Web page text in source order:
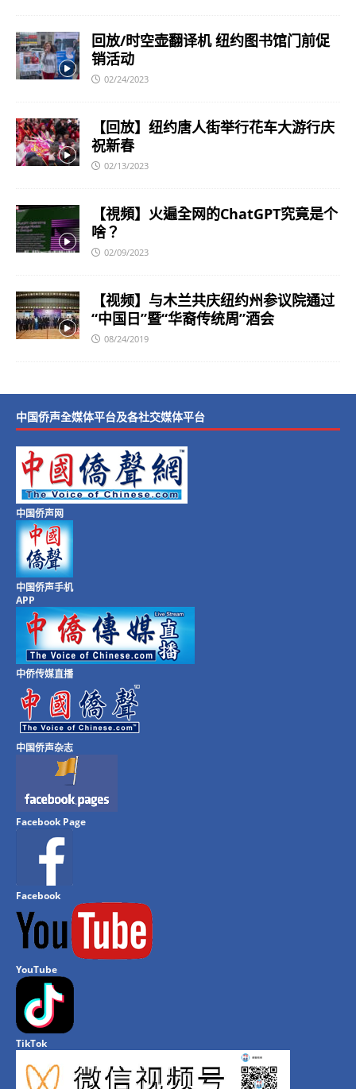
回放/时空壶翻译机 纽约图书馆门前促
销活动
02/24/2023
【回放】纽约唐人街举行花车大游行庆
祝新春
02/13/2023
【視頻】火遍全网的ChatGPT究竟是个
啥？
02/09/2023
【视频】与木兰共庆纽约州参议院通过
“中国日”暨“华裔传统周”酒会
08/24/2019
中国侨声全媒体平台及各社交媒体平台
中国侨声网
中国侨声手机
APP
中侨传媒直播
中国侨声杂志
Facebook Page
Facebook
YouTube
TikTok